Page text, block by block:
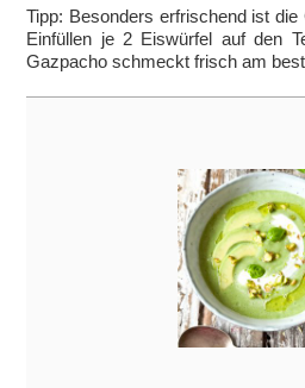
Tipp: Besonders erfrischend ist
Einfüllen je 2 Eiswürfel auf den
Gazpacho schmeckt frisch am